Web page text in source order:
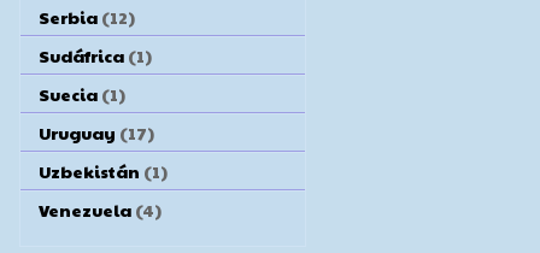
Serbia (12)
Sudáfrica (1)
Suecia (1)
Uruguay (17)
Uzbekistán (1)
Venezuela (4)